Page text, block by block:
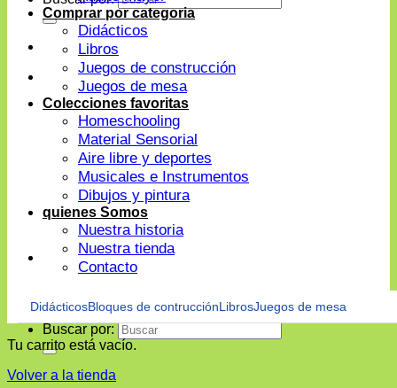
Buscar por:
Comprar por categoria
Didácticos
Libros
Juegos de construcción
Juegos de mesa
Colecciones favoritas
Homeschooling
Material Sensorial
Aire libre y deportes
Musicales e Instrumentos
Dibujos y pintura
quienes Somos
Nuestra historia
Nuestra tienda
Contacto
DidácticosBloques de contrucciónLibrosJuegos de mesa
Tu carrito está vacío.
Volver a la tienda